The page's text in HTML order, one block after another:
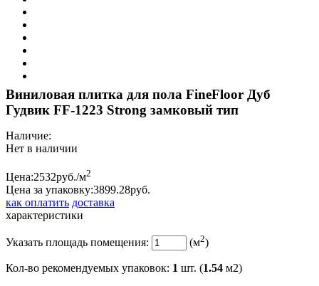
Виниловая плитка для пола FineFloor Дуб
Гудвик FF-1223 Strong замковый тип
Наличие:
Нет в наличии
Цена:2532руб./м2
Цена за упаковку:3899.28руб.
как оплатить доставка
характеристики
Указать площадь помещения: (м2)
Кол-во рекомендуемых упаковок: 1 шт. (1.54 м2)